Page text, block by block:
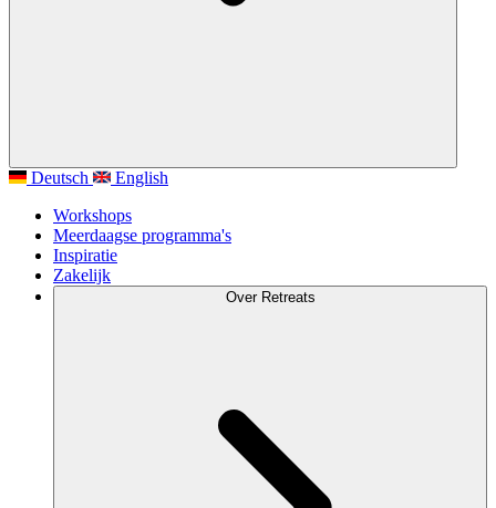
Deutsch
English
Workshops
Meerdaagse programma's
Inspiratie
Zakelijk
Over Retreats